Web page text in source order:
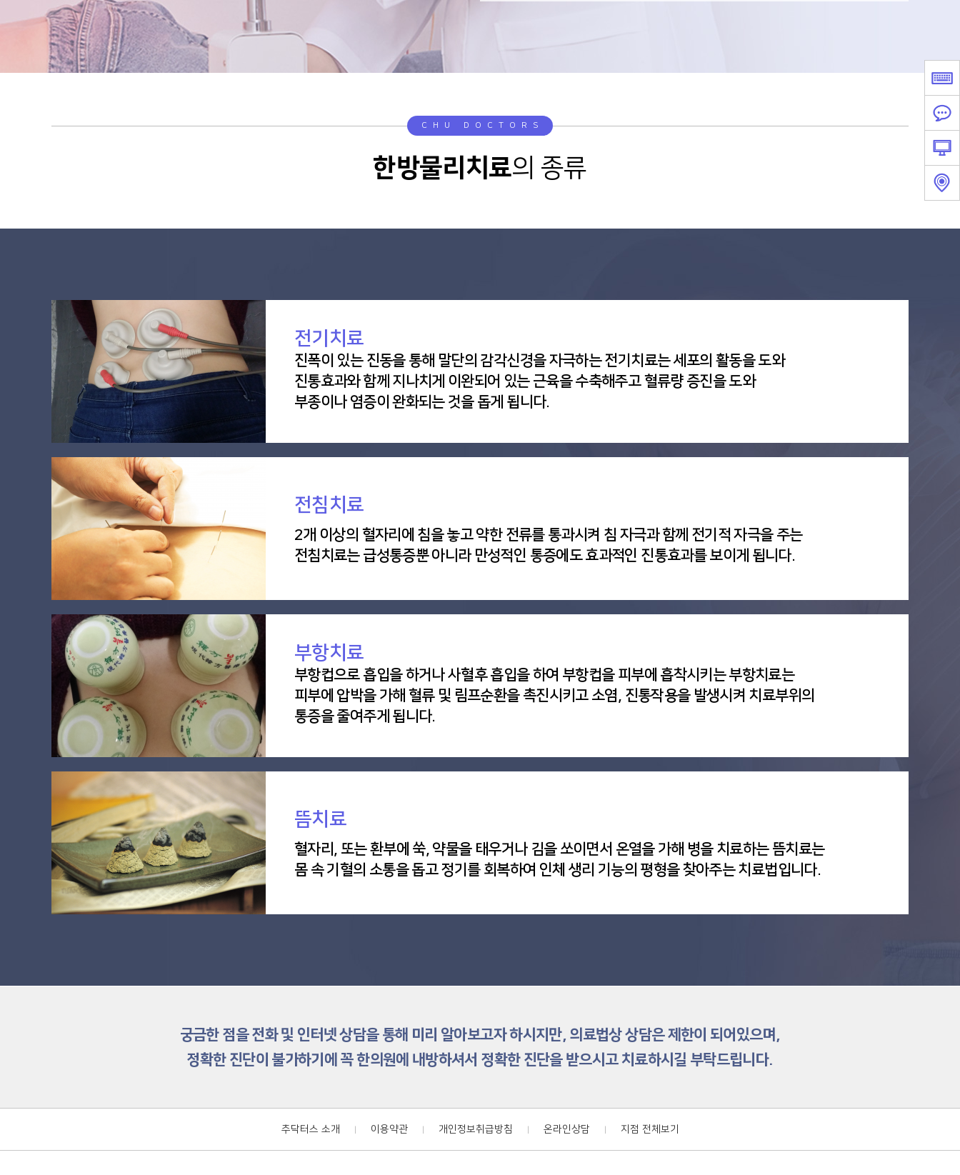
CHU DOCTORS
한방물리치료의 종류
전기치료
진폭이 있는 진동을 통해 말단의 감각신경을 자극하는 전기치료는 세포의 활동을 도와
진통효과와 함께 지나치게 이완되어 있는 근육을 수축해주고 혈류량 증진을 도와
부종이나 염증이 완화되는 것을 돕게 됩니다.
전침치료
2개 이상의 혈자리에 침을 놓고 약한 전류를 통과시켜 침 자극과 함께 전기적 자극을 주는
전침치료는 급성통증뿐 아니라 만성적인 통증에도 효과적인 진통효과를 보이게 됩니다.
부항치료
부항컵으로 흡입을 하거나 사혈후 흡입을 하여 부항컵을 피부에 흡착시키는 부항치료는
피부에 압박을 가해 혈류 및 림프순환을 촉진시키고 소염, 진통작용을 발생시켜 치료부위의
통증을 줄여주게 됩니다.
뜸치료
혈자리, 또는 환부에 쑥, 약물을 태우거나 김을 쏘이면서 온열을 가해 병을 치료하는 뜸치료는
몸 속 기혈의 소통을 돕고 정기를 회복하여 인체 생리 기능의 평형을 찾아주는 치료법입니다.
궁금한 점을 전화 및 인터넷 상담을 통해 미리 알아보고자 하시지만, 의료법상 상담은 제한이 되어있으며,
정확한 진단이 불가하기에 꼭 한의원에 내방하셔서 정확한 진단을 받으시고 치료하시길 부탁드립니다.
추닥터스 소개 | 이용약관 | 개인정보취급방침 | 온라인상담 | 지점 전체보기